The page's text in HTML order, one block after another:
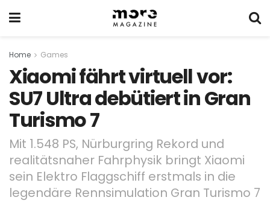
Home Games
Xiaomi fährt virtuell vor:
SU7 Ultra debütiert in Gran
Turismo 7
Mit 1.548 PS, Nürburgring Rekord und
realitätsnaher Fahrphysik bringt Xiaomi
sein Elektro Flaggschiff erstmals in die
legendäre Rennsimulation Gran Turismo 7